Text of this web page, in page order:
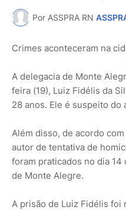
Por ASSPRA RN
Crimes aconteceram na
A delegacia de Monte
feira (19), Luiz Fidélis da
28 anos. Ele é suspeito do
Além disso, de acordo
autor de tentativa de
foram praticados no dia 14
de Monte Alegre.
A prisão de Luiz Fidélis foi